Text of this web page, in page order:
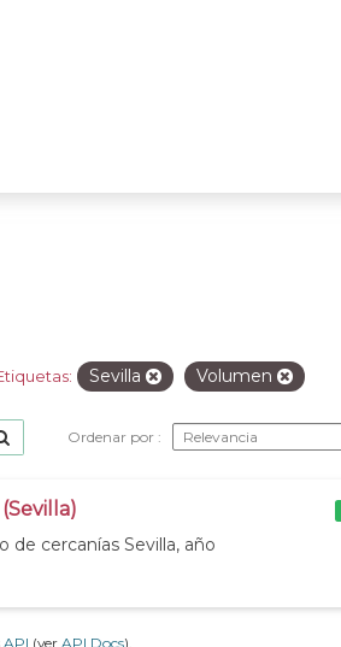
Sevilla Volumen
Ordenar por
de cercanías Sevilla, año
API (ver API Docs).